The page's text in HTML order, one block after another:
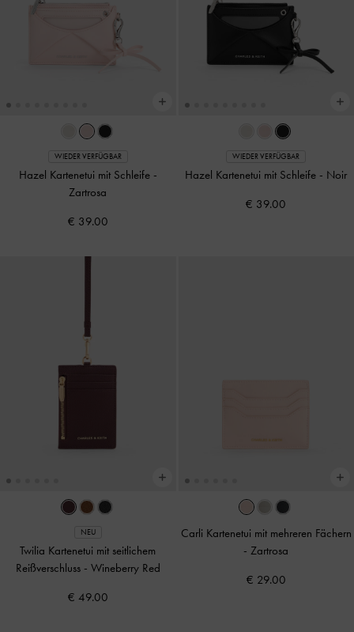
WIEDER VERFÜGBAR
Hazel Kartenetui mit Schleife -
Zartrosa
€ 39.00
WIEDER VERFÜGBAR
Hazel Kartenetui mit Schleife - Noir
€ 39.00
NEU
Twilia Kartenetui mit seitlichem
Reißverschluss - Wineberry Red
€ 49.00
Carli Kartenetui mit mehreren Fächern
-Zartrosa
€ 29.00